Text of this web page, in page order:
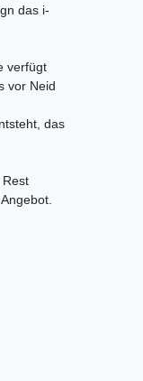
das i-
verfügt
vor Neid
das